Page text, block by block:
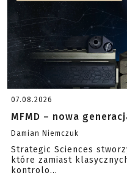
07.08.2026
MFMD – nowa
Damian Niemczuk
Strategic Sciences
które zamiast
kontrolo...